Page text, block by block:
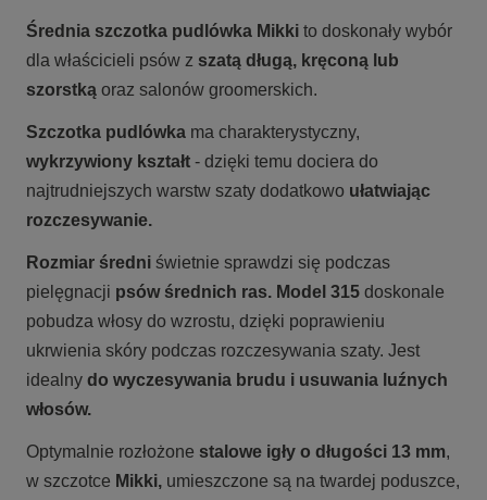
Średnia szczotka pudlówka Mikki to doskonały wybór
dla właścicieli psów z szatą długą, kręconą lub
szorstką oraz salonów groomerskich.
Szczotka pudlówka ma charakterystyczny,
wykrzywiony kształt - dzięki temu dociera do
najtrudniejszych warstw szaty dodatkowo ułatwiając
rozczesywanie.
Rozmiar średni świetnie sprawdzi się podczas
pielęgnacji psów średnich ras. Model 315 doskonale
pobudza włosy do wzrostu, dzięki poprawieniu
ukrwienia skóry podczas rozczesywania szaty. Jest
idealny do wyczesywania brudu i usuwania luźnych
włosów.
Optymalnie rozłożone stalowe igły o długości 13 mm,
w szczotce Mikki, umieszczone są na twardej poduszce,